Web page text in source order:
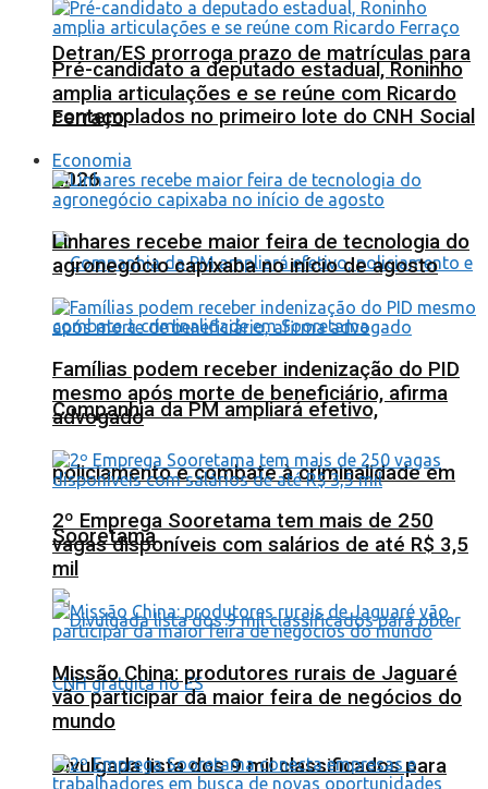
Detran/ES prorroga prazo de matrículas para
contemplados no primeiro lote do CNH Social
2026
Companhia da PM ampliará efetivo,
policiamento e combate à criminalidade em
Sooretama
Divulgada lista dos 9 mil classificados para
Pré-candidato a deputado estadual, Roninho
amplia articulações e se reúne com Ricardo
Ferraço
Economia
Linhares recebe maior feira de tecnologia do
agronegócio capixaba no início de agosto
Famílias podem receber indenização do PID
mesmo após morte de beneficiário, afirma
advogado
2º Emprega Sooretama tem mais de 250
vagas disponíveis com salários de até R$ 3,5
mil
Missão China: produtores rurais de Jaguaré
vão participar da maior feira de negócios do
mundo